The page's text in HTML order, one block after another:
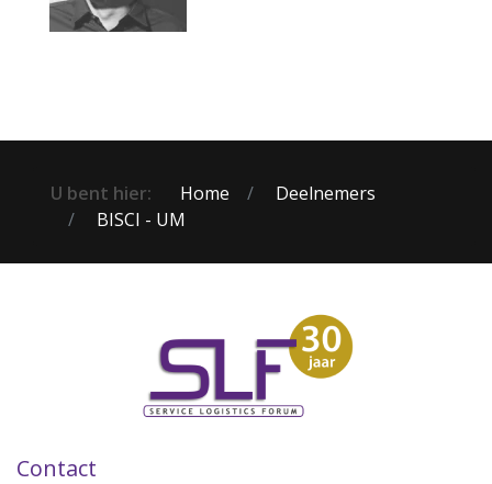
U bent hier: Home
Deelnemers
BISCI - UM
Contact